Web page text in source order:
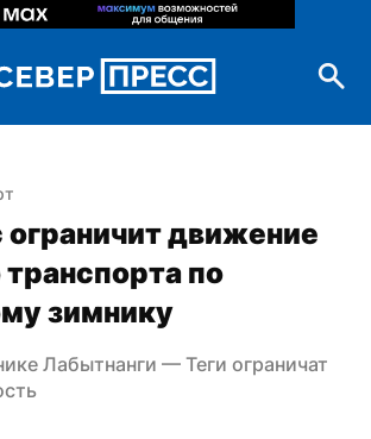
движение
по
зимнику
Лабытнанги — Теги ограничат